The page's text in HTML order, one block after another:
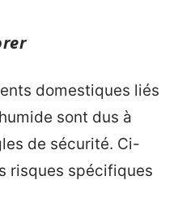
domestiques liés
sont dus à
de sécurité. Ci-
risques spécifiques